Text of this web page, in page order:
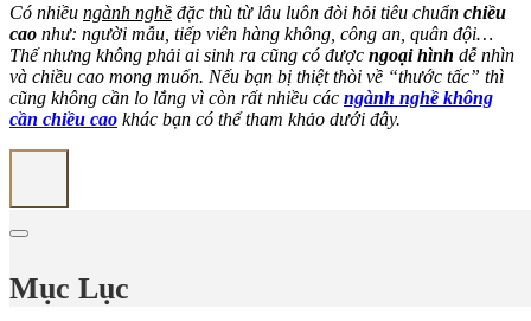
Có nhiều ngành nghề đặc thù từ lâu luôn đòi hỏi tiêu chuẩn chiều
cao như: người mẫu, tiếp viên hàng không, công an, quân đội…
Thế nhưng không phải ai sinh ra cũng có được ngoại hình dễ nhìn
và chiều cao mong muốn. Nếu bạn bị thiệt thòi về “thước tấc” thì
cũng không cần lo lắng vì còn rất nhiều các ngành nghề không
cần chiều cao khác bạn có thể tham khảo dưới đây.
Mục Lục